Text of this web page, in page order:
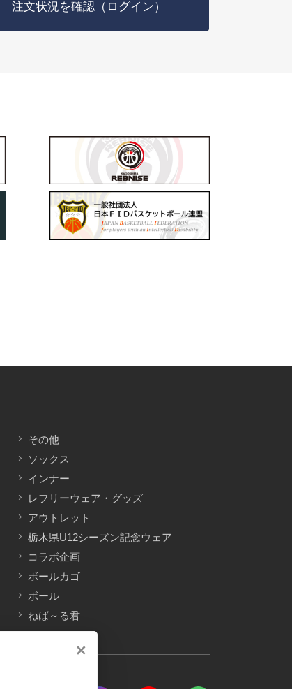
注文状況を確認 （ログイン）
その他
ソックス
インナー
レフリーウェア・グッズ
アウトレット
栃木県U12シーズン記念ウェア
コラボ企画
ボールカゴ
ボール
ねば～る君
×